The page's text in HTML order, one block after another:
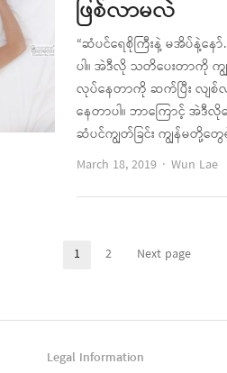
ဖြစ်လာမလဲ
“ဆံပင်ရေစိုကြီးနဲ့ မအိပ်နဲ့န
ပါ။ အဲဒီလို သတိပေးတာကို
လုပ်နေတာကို ဆက်ပြီး လျ
နေတာပါ။ ဘာကြောင့် အဲ
ဆံပင်ကျွတ်ခြင်း ကျွန်မတို့
March 18, 2019
Author
Wun Lae
Page
1 Page
2 Next page
Legal Information